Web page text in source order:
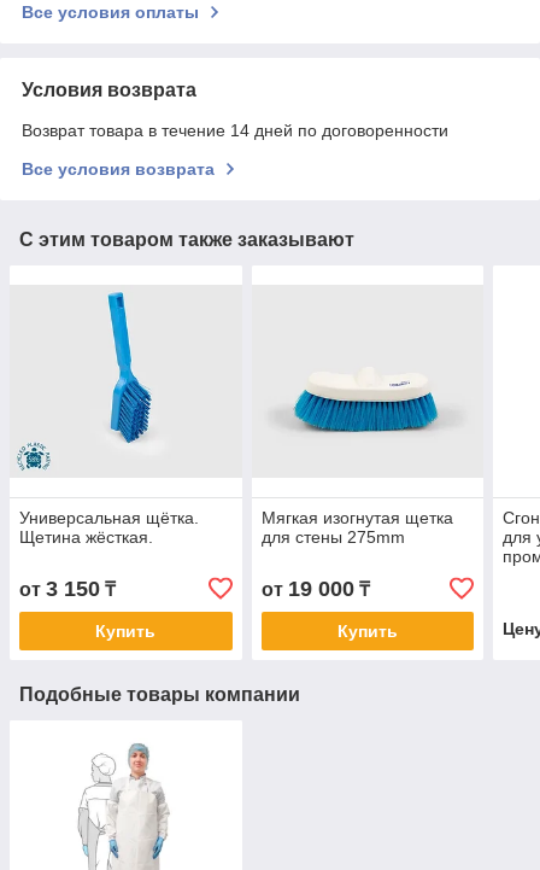
Все условия оплаты
Условия возврата
Возврат товара в течение 14 дней по договоренности
Все условия возврата
С этим товаром также заказывают
Универсальная щётка.
Щетина жёсткая.
от 3 150 ₸
Купить
Мягкая изогнутая щетка
для стены 275mm
от 19 000₸
Купить
для
Подобные товары компании